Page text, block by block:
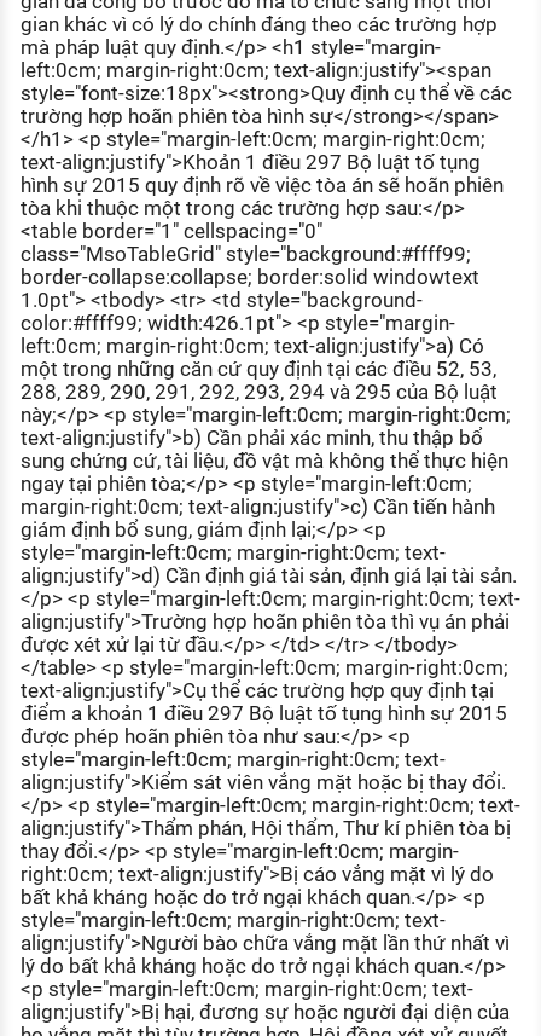
HƯỚNG NGHIỆP VIỆC LÀM
Đặc trưng từng nghề
Xu hướng việc làm
XÂY DỰNG VÀ PHÁT TRIỂN ĐỘI NGŨ
NHÂN SỰ
TUYỂN DỤNG VIỆC LÀM
gian khác vì có lý do chính đáng theo các trường hợp
mà pháp luật quy định.</p> <h1 style="margin-
left:0cm; margin-right:0cm; text-align:justify"><span
style="font-size:18px"><strong>Quy định cụ thể về các
trường hợp hoãn phiên tòa hình sự</strong></span>
</h1> <p style="margin-left:0cm; margin-right:0cm;
text-align:justify">Khoản 1 điều 297 Bộ luật tố tụng
hình sự 2015 quy định rõ về việc tòa án sẽ hoãn phiên
tòa khi thuộc một trong các trường hợp sau:</p>
<table border="1" cellspacing="0"
class="MsoTableGrid" style="background:#ffff99;
border-collapse:collapse; border:solid windowtext
1.0pt"> <tbody> <tr> <td style="background-
color:#ffff99; width:426.1pt"> <p style="margin-
left:0cm; margin-right:0cm; text-align:justify">a) Có
một trong những căn cứ quy định tại các điều 52, 53,
288, 289, 290, 291, 292, 293, 294 và 295 của Bộ luật
này;</p> <p style="margin-left:0cm; margin-right:0cm;
text-align:justify">b) Cần phải xác minh, thu thập bổ
sung chứng cứ, tài liệu, đồ vật mà không thể thực hiện
ngay tại phiên tòa;</p> <p style="margin-left:0cm;
margin-right:0cm; text-align:justify">c) Cần tiến hành
giám định bổ sung, giám định lại;</p> <p
style="margin-left:0cm; margin-right:0cm; text-
align:justify">d) Cần định giá tài sản, định giá lại tài sản.
</p> <p style="margin-left:0cm; margin-right:0cm; text-
align:justify">Trường hợp hoãn phiên tòa thì vụ án phải
được xét xử lại từ đầu.</p> </td> </tr> </tbody>
</table> <p style="margin-left:0cm; margin-right:0cm;
text-align:justify">Cụ thể các trường hợp quy định tại
điểm a khoản 1 điều 297 Bộ luật tố tụng hình sự 2015
được phép hoãn phiên tòa như sau:</p> <p
style="margin-left:0cm; margin-right:0cm; text-
align:justify">Kiểm sát viên vắng mặt hoặc bị thay đổi.
</p> <p style="margin-left:0cm; margin-right:0cm; text-
align:justify">Thẩm phán, Hội thẩm, Thư kí phiên tòa bị
thay đổi.</p> <p style="margin-left:0cm; margin-
right:0cm; text-align:justify">Bị cáo vắng mặt vì lý do
bất khả kháng hoặc do trở ngại khách quan.</p> <p
style="margin-left:0cm; margin-right:0cm; text-
align:justify">Người bào chữa vắng mặt lần thứ nhất vì
lý do bất khả kháng hoặc do trở ngại khách quan.</p>
<p style="margin-left:0cm; margin-right:0cm; text-
align:justify">Bị hại, đương sự hoặc người đại diện của